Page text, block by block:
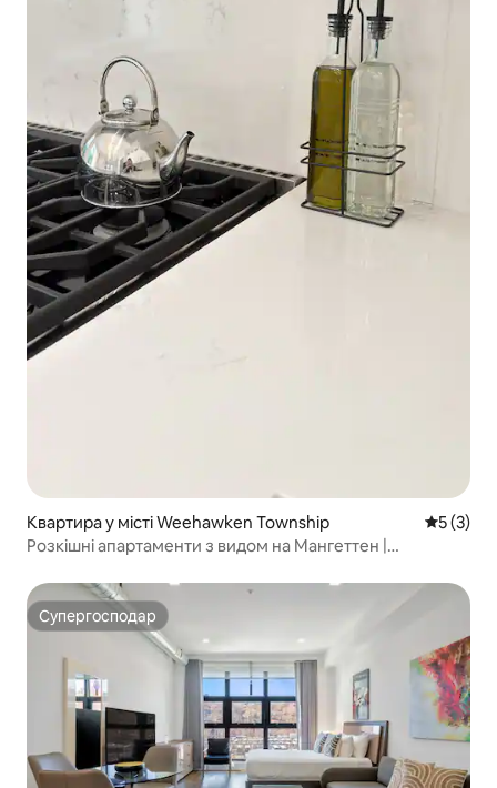
Квартира у місті Weehawken Township Середня
5 (3)
Розкішні апартаменти з видом на Мангеттен |
Супергосподар
Супергосподар